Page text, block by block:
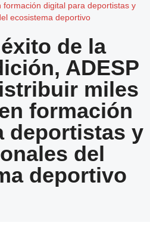
digital para deportistas y
ecosistema deportivo
de la
ADESP
miles
formación
deportistas y
del
deportivo